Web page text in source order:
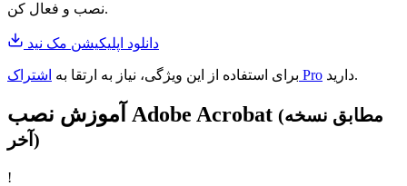
نصب و فعال کن.
دانلود اپلیکیشن مک نید
برای استفاده از این ویژگی، نیاز به ارتقا به اشتراک Pro دارید.
آموزش نصب Adobe Acrobat (مطابق نسخه
آخر)
!